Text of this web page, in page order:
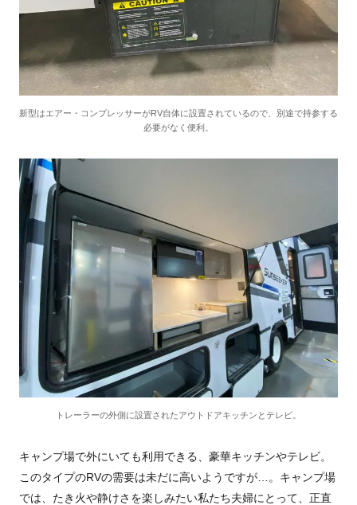
新型はエアー・コンプレッサーがRV自体に設置されているので、別途で持参する
必要がなく便利。
トレーラーの外側に設置されたアウトドアキッチンとテレビ。
キャンプ場で外にいても利用できる、豪華キッチンやテレビ。
このタイプのRVの需要は未だに高いようですが…。キャンプ場
では、たき火や静けさを楽しみたい私たち夫婦にとって、正直